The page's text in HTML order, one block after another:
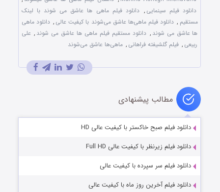
دانلود فیلم سینمایی , دانلود فیلم ماهی ها عاشق می شوند با لینک
مستقیم , دانلود فیلم ماهی‌ها عاشق می‌شوند با کیفیت عالی , دانلود ماهی
ها عاشق می شوند , دانلود مستقیم فیلم ماهی ها عاشق می شوند , علی
ربیعی , فیلم گلشیفته فراهانی , ماهی‌ها عاشق می‌شوند
مطالب پیشنهادی
دانلود فیلم صبح خاکستر با کیفیت عالی HD
دانلود فیلم زیرنظر با کیفیت عالی Full HD
دانلود فیلم سر سپرده با کیفیت عالی
دانلود فیلم آخرین روز ماه با کیفیت عالی